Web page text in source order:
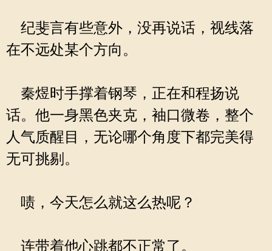
纪斐言有些意外，没再说话，视线落
在不远处某个方向。
秦煜时手撑着钢琴，正在和程扬说
话。他一身黑色夹克，袖口微卷，整个
人气质醒目，无论哪个角度下都完美得
无可挑剔。
啧，今天怎么就这么热呢？
连带着他心跳都不正常了。